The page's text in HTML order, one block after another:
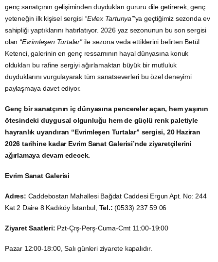
genç sanatçının gelişiminden duydukları gururu dile getirerek, genç
yeteneğin ilk kişisel sergisi “Evlex Tartunya”’ya geçtiğimiz sezonda ev
sahipliği yaptıklarını hatırlatıyor. 2026 yaz sezonunun bu son sergisi
olan “Evrimleşen Turtalar”ile sezona veda ettiklerini belirten Betül
Ketenci, galerinin en genç ressamının hayal dünyasına konuk
oldukları bu rafine sergiyi ağırlamaktan büyük bir mutluluk
duyduklarını vurgulayarak tüm sanatseverleri bu özel deneyimi
paylaşmaya davet ediyor.
Genç bir sanatçının iç dünyasına pencereler açan, hem yaşının
ötesindeki duygusal olgunluğu hem de güçlü renk paletiyle
hayranlık uyandıran “Evrimleşen Turtalar” sergisi, 20 Haziran
2026 tarihine kadar Evrim Sanat Galerisi’nde ziyaretçilerini
ağırlamaya devam edecek.
Evrim Sanat Galerisi
Adres: Caddebostan Mahallesi Bağdat Caddesi Ergun Apt. No: 244
Kat 2 Daire 8 Kadıköy İstanbul, Tel.: (0533) 237 59 06
Ziyaret Saatleri: Pzt-Çrş-Perş-Cuma-Cmt 11:00-19:00
Pazar 12:00-18:00, Salı günleri ziyarete kapalıdır.